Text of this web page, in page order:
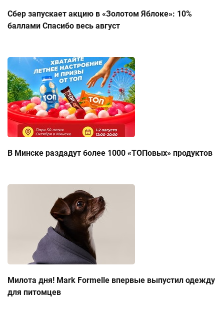
Сбер запускает акцию в «Золотом Яблоке»: 10%
баллами Спасибо весь август
В Минске раздадут более 1000 «ТОПовых» продуктов
Милота дня! Mark Formelle впервые выпустил одежду
для питомцев